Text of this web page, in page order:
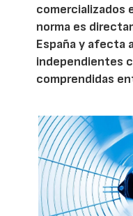
comercializados
norma es
España y afecta
independientes
comprendidas